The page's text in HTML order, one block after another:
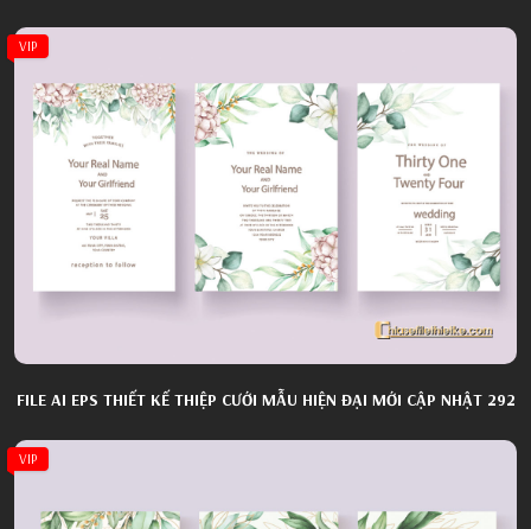
VIP
FILE AI EPS THIẾT KẾ THIỆP CƯỚI MẪU HIỆN ĐẠI MỚI CẬP NHẬT 292
VIP